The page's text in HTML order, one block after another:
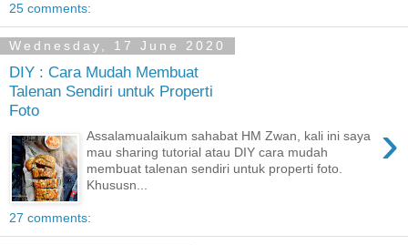
25 comments:
Wednesday, 17 June 2020
DIY : Cara Mudah Membuat
Talenan Sendiri untuk Properti
Foto
›
Assalamualaikum sahabat HM Zwan, kali ini saya
mau sharing tutorial atau DIY cara mudah
membuat talenan sendiri untuk properti foto.
Khususn...
27 comments: